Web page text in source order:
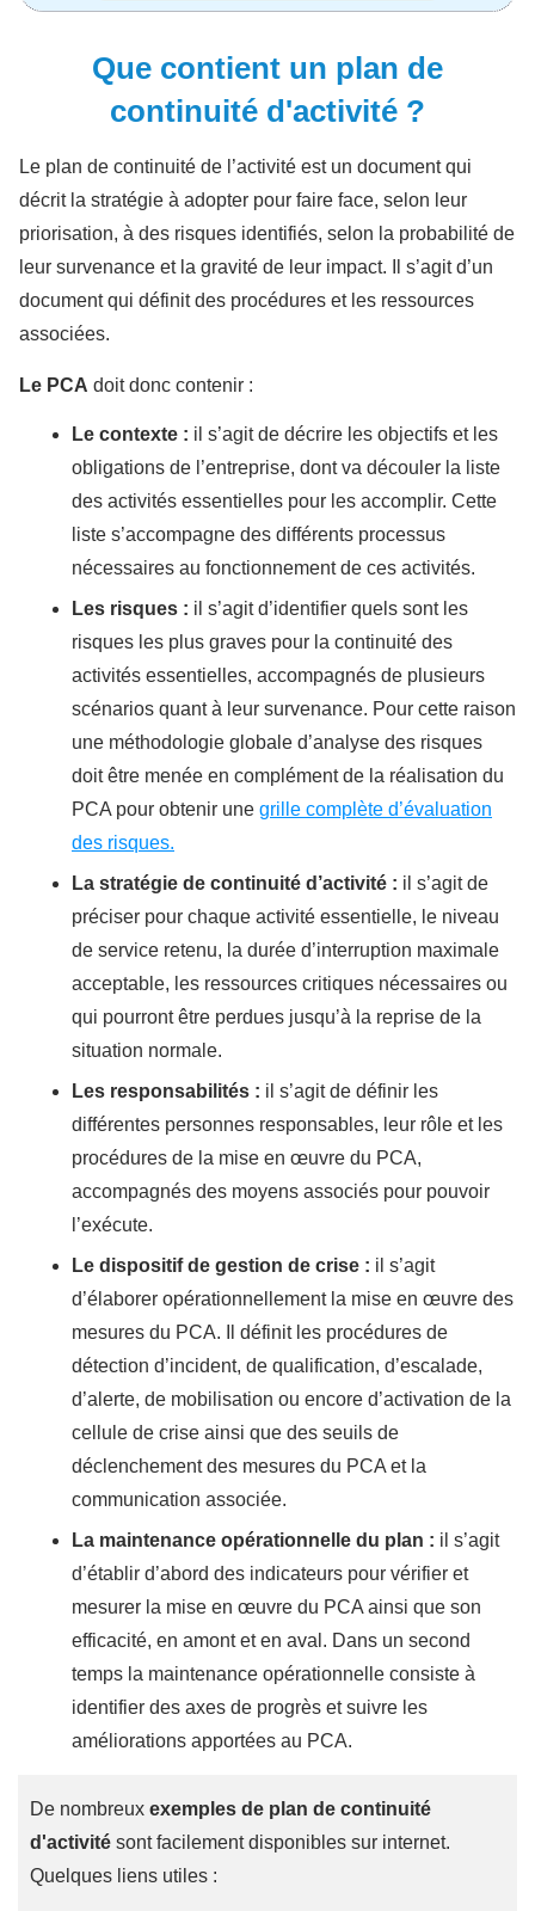
Que contient un plan de
continuité d'activité ?
Le plan de continuité de l’activité est un document qui
décrit la stratégie à adopter pour faire face, selon leur
priorisation, à des risques identifiés, selon la probabilité de
leur survenance et la gravité de leur impact. Il s’agit d’un
document qui définit des procédures et les ressources
associées.
Le PCA doit donc contenir :
Le contexte : il s’agit de décrire les objectifs et les
obligations de l’entreprise, dont va découler la liste
des activités essentielles pour les accomplir. Cette
liste s’accompagne des différents processus
nécessaires au fonctionnement de ces activités.
Les risques : il s’agit d’identifier quels sont les
risques les plus graves pour la continuité des
activités essentielles, accompagnés de plusieurs
scénarios quant à leur survenance. Pour cette raison
une méthodologie globale d’analyse des risques
doit être menée en complément de la réalisation du
PCA pour obtenir une grille complète d’évaluation
des risques.
La stratégie de continuité d’activité : il s’agit de
préciser pour chaque activité essentielle, le niveau
de service retenu, la durée d’interruption maximale
acceptable, les ressources critiques nécessaires ou
qui pourront être perdues jusqu’à la reprise de la
situation normale.
Les responsabilités : il s’agit de définir les
différentes personnes responsables, leur rôle et les
procédures de la mise en œuvre du PCA,
accompagnés des moyens associés pour pouvoir
l’exécute.
Le dispositif de gestion de crise : il s’agit
d’élaborer opérationnellement la mise en œuvre des
mesures du PCA. Il définit les procédures de
détection d’incident, de qualification, d’escalade,
d’alerte, de mobilisation ou encore d’activation de la
cellule de crise ainsi que des seuils de
déclenchement des mesures du PCA et la
communication associée.
La maintenance opérationnelle du plan : il s’agit
d’établir d’abord des indicateurs pour vérifier et
mesurer la mise en œuvre du PCA ainsi que son
efficacité, en amont et en aval. Dans un second
temps la maintenance opérationnelle consiste à
identifier des axes de progrès et suivre les
améliorations apportées au PCA.
De nombreux exemples de plan de continuité
d'activité sont facilement disponibles sur internet.
Quelques liens utiles :